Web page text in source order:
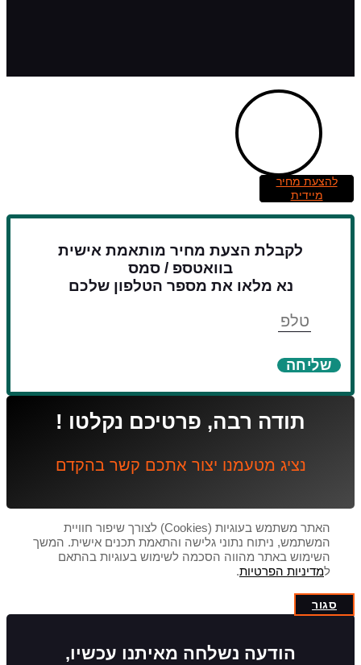
להצעת מחיר
מיידית
לקבלת הצעת מחיר מותאמת אישית
בוואטספ / סמס
נא מלאו את מספר הטלפון שלכם
שליחה
תודה רבה, פרטיכם נקלטו !
נציג מטעמנו יצור אתכם קשר בהקדם
האתר משתמש בעוגיות (Cookies) לצורך שיפור חוויית
המשתמש, ניתוח נתוני גלישה והתאמת תכנים אישית. המשך
השימוש באתר מהווה הסכמה לשימוש בעוגיות בהתאם
למדיניות הפרטיות.
סגור
הודעה נשלחה מאיתנו עכשיו,